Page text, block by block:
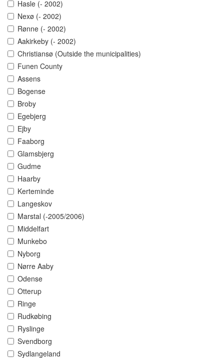
Hasle (- 2002)
Nexø (- 2002)
Rønne (- 2002)
Aakirkeby (- 2002)
Christiansø (Outside the municipalities)
Funen County
Assens
Bogense
Broby
Egebjerg
Ejby
Faaborg
Glamsbjerg
Gudme
Haarby
Kerteminde
Langeskov
Marstal (-2005/2006)
Middelfart
Munkebo
Nyborg
Nørre Aaby
Odense
Otterup
Ringe
Rudkøbing
Ryslinge
Svendborg
Sydlangeland